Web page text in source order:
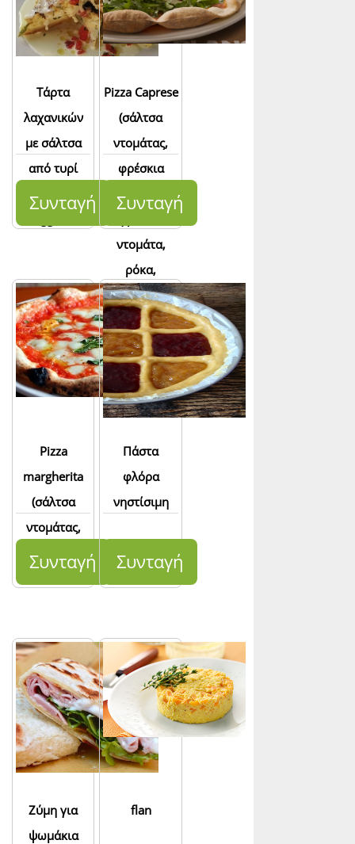
Τάρτα
λαχανικών
με σάλτσα
από τυρί
parmigiano-
Συνταγή
Pizza Caprese
(σάλτσα
ντομάτας,
φρέσκια
mozzarella,
ντομάτα,
ρόκα,
φλούδες
parmigiano-
reggiano και
κρέμα από
βαλσάμικο)
Συνταγή
Pizza
margherita
(σάλτσα
ντομάτας,
mozzarella di
Συνταγή
Πάστα
φλόρα
νηστίσιμη
Συνταγή
Ζύμη για
ψωμάκια
flan